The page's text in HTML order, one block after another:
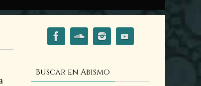
Buscar en Abismo